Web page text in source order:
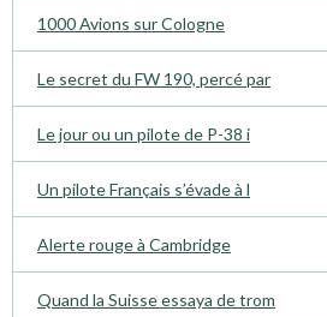
1000 Avions sur Cologne
Le secret du FW 190, percé par
Le jour ou un pilote de P-38 i
Un pilote Français s’évade à l
Alerte rouge à Cambridge
Quand la Suisse essaya de trom